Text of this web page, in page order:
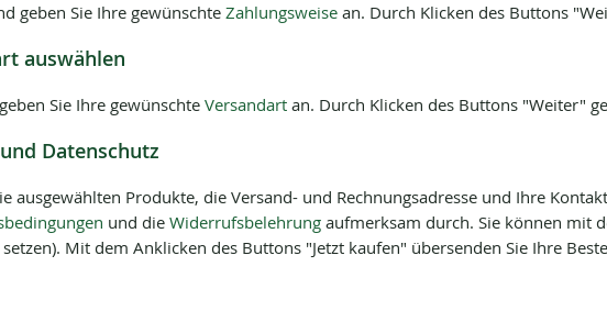
geben Sie Ihre gewünschte Zahlungsweise an. Durch Klicken des Buttons
auswählen
Sie Ihre gewünschte Versandart an. Durch Klicken des Buttons "Weiter"
Datenschutz
ausgewählten Produkte, die Versand- und Rechnungsadresse und Ihre
und die Widerrufsbelehrung aufmerksam durch. Sie können mit
Mit dem Anklicken des Buttons "Jetzt kaufen" übersenden Sie Ihre